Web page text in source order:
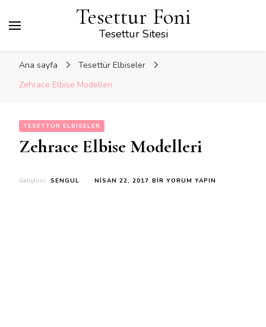
Tesettur Foni
Tesettur Sitesi
Ana sayfa
Tesettür Elbiseler
Zehrace Elbise Modelleri
TESETTÜR ELBISELER
Zehrace Elbise Modelleri
Geliştirici SENGUL NISAN 22, 2017 ZEHRACE
BIR YORUM YAPIN